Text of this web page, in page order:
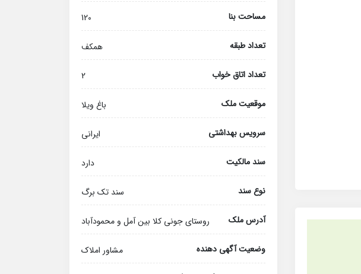
مساحت بنا 120
تعداد طبقه همکف
تعداد اتاق خواب 2
موقعیت ملک باغ ویلا
سرویس بهداشتی ایرانی
سند مالکیت دارد
نوع سند سند تک برگ
آدرس ملک روستای جونی کلا بین آمل و محمودآباد
وضعیت آگهی دهنده مشاور املاک